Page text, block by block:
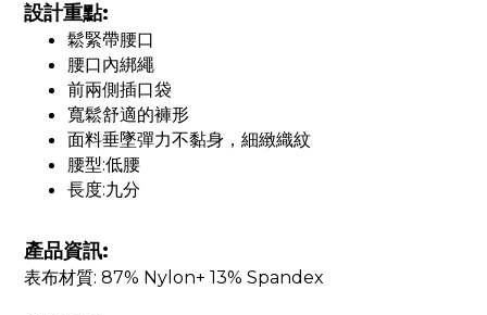
設計重點:
鬆緊帶腰口
腰口內綁繩
前兩側插口袋
寬鬆舒適的褲形
面料垂墜彈力不黏身，細緻織紋
腰型:低腰
長度:九分
產品資訊:
表布材質: 87% Nylon+ 13% Spandex